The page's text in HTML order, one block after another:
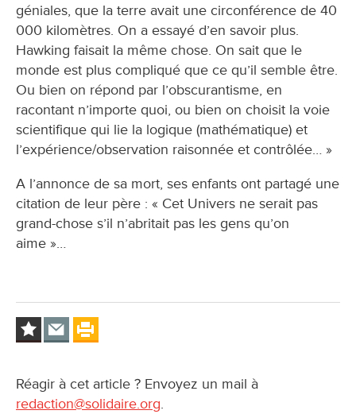
géniales, que la terre avait une circonférence de 40
000 kilomètres. On a essayé d’en savoir plus.
Hawking faisait la même chose. On sait que le
monde est plus compliqué que ce qu’il semble être.
Ou bien on répond par l’obscurantisme, en
racontant n’importe quoi, ou bien on choisit la voie
scientifique qui lie la logique (mathématique) et
l’expérience/observation raisonnée et contrôlée… »
A l’annonce de sa mort, ses enfants ont partagé une
citation de leur père : « Cet Univers ne serait pas
grand-chose s’il n’abritait pas les gens qu’on
aime »…
Réagir à cet article ? Envoyez un mail à
redaction@solidaire.org.